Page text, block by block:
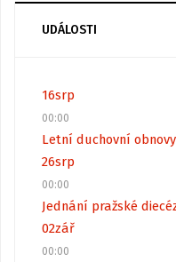
UDÁLOSTI
16srp
00:00
Letní duchovní
26srp
00:00
Jednání pražské
02zář
00:00